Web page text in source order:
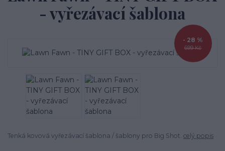
- vyřezávací šablona
699 Kč
- 28 %
Tenká kovová vyřezávací šablona / šablony pro Big Shot. celý popis